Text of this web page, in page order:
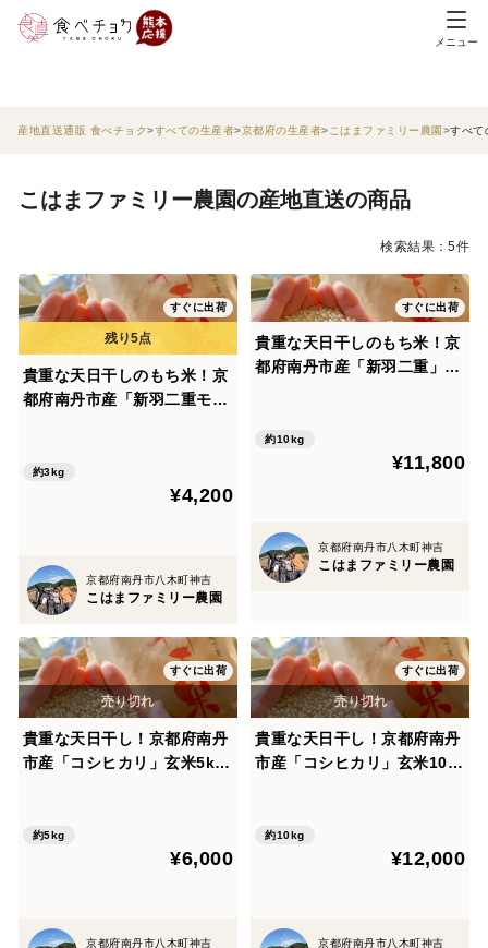
メニュー
産地直送通販 食べチョク すべての生産者 京都府の生産者 こはまファミリー農園 すべて
こはまファミリー農園の産地直送の商品
検索結果：5件
すぐに出荷
貴重な天日干しのもち米！京
都府南丹市産「新羽二重モ
約3kg
¥4,200
京都府南丹市八木町神吉
こはまファミリー農園
すぐに出荷
貴重な天日干しのもち米！京
都府南丹市産「新羽二重」玄
約10kg
¥11,800
京都府南丹市八木町神吉
こはまファミリー農園
すぐに出荷
貴重な天日干し！京都府南丹
市産「コシヒカリ」玄米5kg
約5kg
¥6,000
京都府南丹市八木町神吉
すぐに出荷
貴重な天日干し！京都府南丹
市産「コシヒカリ」玄米10k
約10kg
¥12,000
京都府南丹市八木町神吉